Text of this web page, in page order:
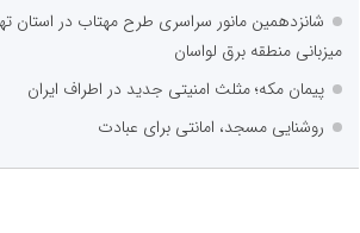
شانزدهمین مانور سراسری طرح مهتاب در استان
میزبانی منطقه برق لواسان
پیمان مکه؛ مثلث امنیتی جدید در اطراف ایران
روشنایی مسجد، امانتی برای عبادت